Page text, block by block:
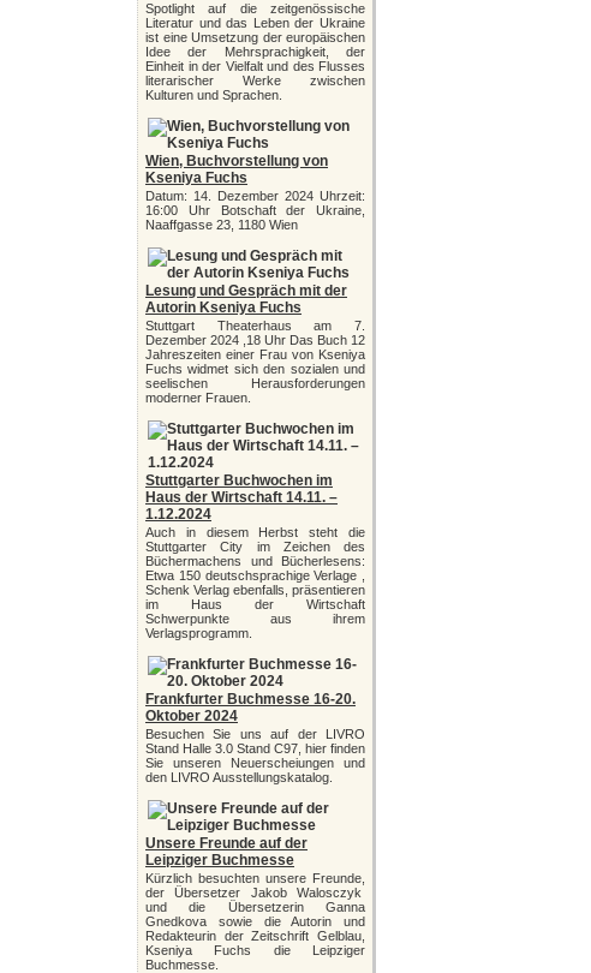
Spotlight auf die zeitgenössische
Literatur und das Leben der Ukraine
ist eine Umsetzung der europäischen
Idee der Mehrsprachigkeit, der
Einheit in der Vielfalt und des Flusses
literarischer Werke zwischen
Kulturen und Sprachen.
Wien, Buchvorstellung von
Kseniya Fuchs
Datum: 14. Dezember 2024 Uhrzeit:
16:00 Uhr Botschaft der Ukraine,
Naaffgasse 23, 1180 Wien
Lesung und Gespräch mit der
Autorin Kseniya Fuchs
Stuttgart Theaterhaus am 7.
Dezember 2024 ,18 Uhr Das Buch 12
Jahreszeiten einer Frau von Kseniya
Fuchs widmet sich den sozialen und
seelischen Herausforderungen
moderner Frauen.
Stuttgarter Buchwochen im
Haus der Wirtschaft 14.11. –
1.12.2024
Auch in diesem Herbst steht die
Stuttgarter City im Zeichen des
Büchermachens und Bücherlesens:
Etwa 150 deutschsprachige Verlage ,
Schenk Verlag ebenfalls, präsentieren
im Haus der Wirtschaft
Schwerpunkte aus ihrem
Verlagsprogramm.
Frankfurter Buchmesse 16-20.
Oktober 2024
Besuchen Sie uns auf der LIVRO
Stand Halle 3.0 Stand C97, hier finden
Sie unseren Neuerscheiungen und
den LIVRO Ausstellungskatalog.
Unsere Freunde auf der
Leipziger Buchmesse
Kürzlich besuchten unsere Freunde,
der Übersetzer Jakob Walosczyk
und die Übersetzerin Ganna
Gnedkova sowie die Autorin und
Redakteurin der Zeitschrift Gelblau,
Kseniya Fuchs die Leipziger
Buchmesse.